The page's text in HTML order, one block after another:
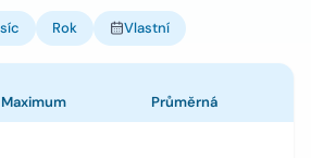
Rok Vlastní
Maximum Průměrná